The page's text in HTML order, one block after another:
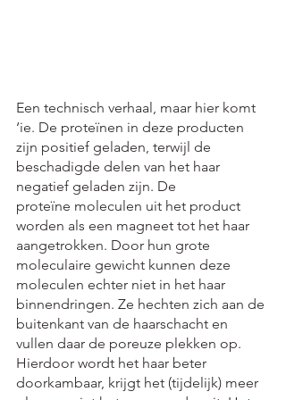
Een technisch verhaal, maar hier komt
‘ie. De proteïnen in deze producten
zijn positief geladen, terwijl de
beschadigde delen van het haar
negatief geladen zijn. De
proteïne moleculen uit het product
worden als een magneet tot het haar
aangetrokken. Door hun grote
moleculaire gewicht kunnen deze
moleculen echter niet in het haar
binnendringen. Ze hechten zich aan de
buitenkant van de haarschacht en
vullen daar de poreuze plekken op.
Hierdoor wordt het haar beter
doorkambaar, krijgt het (tijdelijk) meer